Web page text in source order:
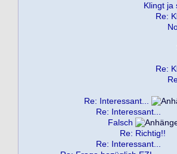
Klingt ja
Re:
Re:
Re: Interessant...
Re: Interessant...
Falsch
Re: Richtig!!
Re: Interessant...